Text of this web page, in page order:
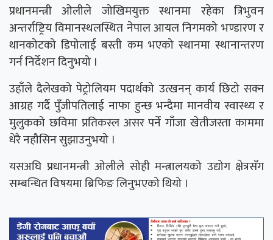
प्रधानमन्त्री ओलीले जोखिमयुक्त स्थानमा रहेका त्रिभुवन
अन्तर्राष्ट्रिय विमानस्थलस्थित नेपाल आयल निगमको भण्डारण र
थानकोटको डिपोलाई बस्ती कम भएको स्थानमा स्थानान्तरण
गर्न निर्देशन दिनुभयो ।
उहाँले दैलेखको पेट्रोलियम पदार्थको उत्खनन् कार्य छिटो सक्न
आग्रह गर्दै पुँजीपतिलाई नाफा हुन्छ भन्दैमा मानवीय स्वास्थ्य र
मुलुकको छविमा प्रतिकस्ल असर पर्ने गाँजा खेतीजस्ता काममा
धेरै नहौसिन सुझाउनुभयो ।
यसअघि प्रधानमन्त्री ओलीले सोही मन्त्रालयको उद्योग क्षेत्रसँग
सम्बन्धित विषयमा ब्रिफिङ लिनुभएको थियो ।